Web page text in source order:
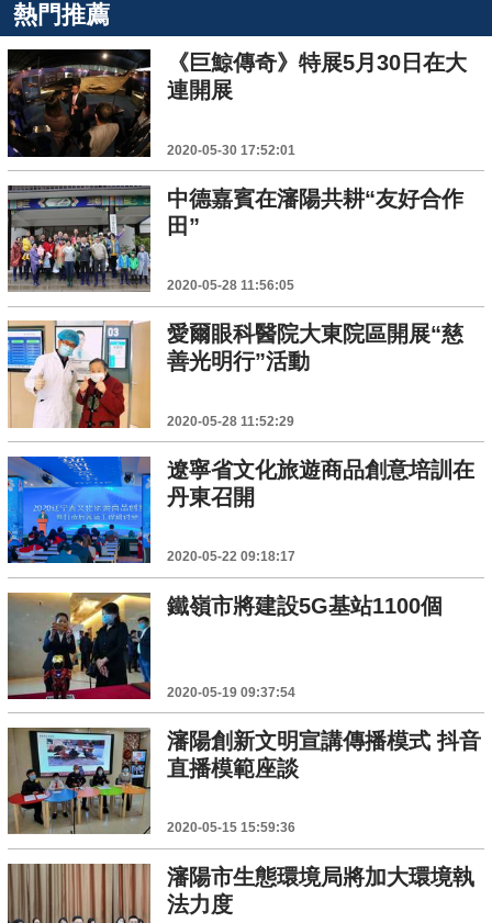
熱門推薦
《巨鯨傳奇》特展5月30日在大
連開展
2020-05-30 17:52:01
中德嘉賓在瀋陽共耕“友好合作
田”
2020-05-28 11:56:05
愛爾眼科醫院大東院區開展“慈
善光明行”活動
2020-05-28 11:52:29
遼寧省文化旅遊商品創意培訓在
丹東召開
2020-05-22 09:18:17
鐵嶺市將建設5G基站1100個
2020-05-19 09:37:54
瀋陽創新文明宣講傳播模式 抖音
直播模範座談
2020-05-15 15:59:36
瀋陽市生態環境局將加大環境執
法力度